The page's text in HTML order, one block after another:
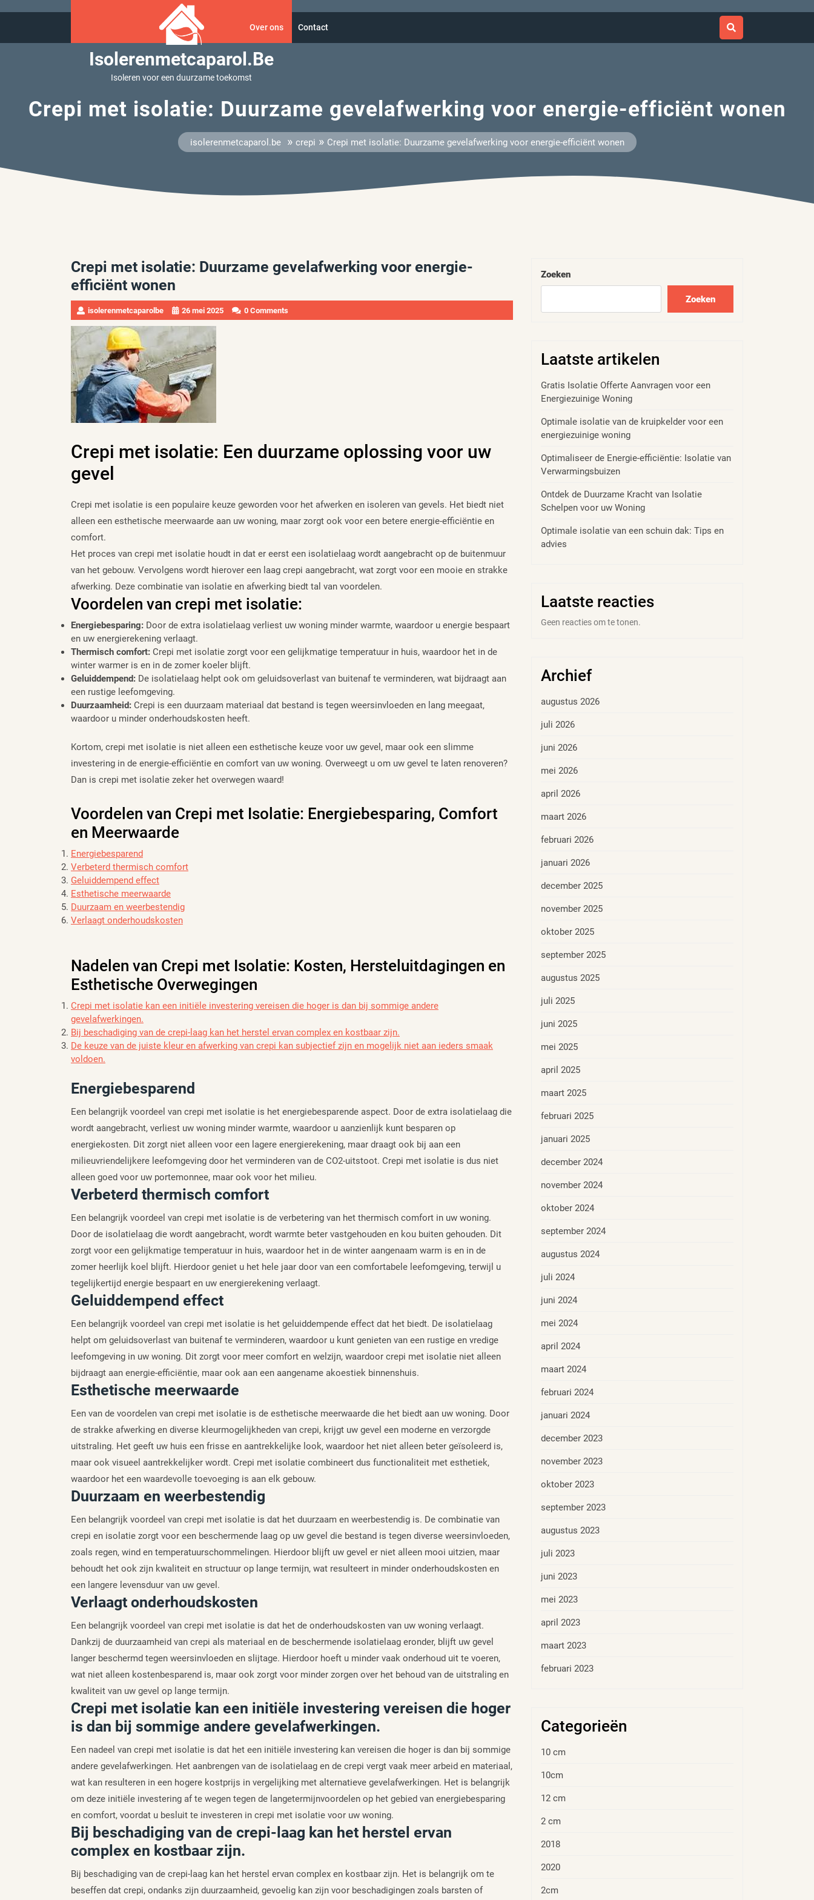
Isolerenmetcaparol.be
Isoleren voor een duurzame toekomst
Over ons Contact
Crepi met isolatie: Duurzame gevelafwerking voor energie-efficiënt wonen
isolerenmetcaparol.be» crepi » Crepi met isolatie: Duurzame gevelafwerking voor energie-efficiënt wonen
Crepi met isolatie: Duurzame gevelafwerking voor energie-
efficiënt wonen
isolerenmetcaparolbe 26 mei 2025 0 Comments
Crepi met isolatie: Een duurzame oplossing voor uw
gevel
Crepi met isolatie is een populaire keuze geworden voor het afwerken en isoleren van gevels. Het biedt niet
alleen een esthetische meerwaarde aan uw woning, maar zorgt ook voor een betere energie-efficiëntie en
comfort.
Het proces van crepi met isolatie houdt in dat er eerst een isolatielaag wordt aangebracht op de buitenmuur
van het gebouw. Vervolgens wordt hierover een laag crepi aangebracht, wat zorgt voor een mooie en strakke
afwerking. Deze combinatie van isolatie en afwerking biedt tal van voordelen.
Voordelen van crepi met isolatie:
Energiebesparing: Door de extra isolatielaag verliest uw woning minder warmte, waardoor u energie bespaart
en uw energierekening verlaagt.
Thermisch comfort: Crepi met isolatie zorgt voor een gelijkmatige temperatuur in huis, waardoor het in de
winter warmer is en in de zomer koeler blijft.
Geluiddempend: De isolatielaag helpt ook om geluidsoverlast van buitenaf te verminderen, wat bijdraagt aan
een rustige leefomgeving.
Duurzaamheid: Crepi is een duurzaam materiaal dat bestand is tegen weersinvloeden en lang meegaat,
waardoor u minder onderhoudskosten heeft.
Kortom, crepi met isolatie is niet alleen een esthetische keuze voor uw gevel, maar ook een slimme
investering in de energie-efficiëntie en comfort van uw woning. Overweegt u om uw gevel te laten renoveren?
Dan is crepi met isolatie zeker het overwegen waard!
Voordelen van Crepi met Isolatie: Energiebesparing, Comfort
en Meerwaarde
Energiebesparend
Verbeterd thermisch comfort
Geluiddempend effect
Esthetische meerwaarde
Duurzaam en weerbestendig
Verlaagt onderhoudskosten
Nadelen van Crepi met Isolatie: Kosten, Hersteluitdagingen en
Esthetische Overwegingen
Crepi met isolatie kan een initiële investering vereisen die hoger is dan bij sommige andere
gevelafwerkingen.
Bij beschadiging van de crepi-laag kan het herstel ervan complex en kostbaar zijn.
De keuze van de juiste kleur en afwerking van crepi kan subjectief zijn en mogelijk niet aan ieders smaak
voldoen.
Energiebesparend
Een belangrijk voordeel van crepi met isolatie is het energiebesparende aspect. Door de extra isolatielaag die
wordt aangebracht, verliest uw woning minder warmte, waardoor u aanzienlijk kunt besparen op
energiekosten. Dit zorgt niet alleen voor een lagere energierekening, maar draagt ook bij aan een
milieuvriendelijkere leefomgeving door het verminderen van de CO2-uitstoot. Crepi met isolatie is dus niet
alleen goed voor uw portemonnee, maar ook voor het milieu.
Verbeterd thermisch comfort
Een belangrijk voordeel van crepi met isolatie is de verbetering van het thermisch comfort in uw woning.
Door de isolatielaag die wordt aangebracht, wordt warmte beter vastgehouden en kou buiten gehouden. Dit
zorgt voor een gelijkmatige temperatuur in huis, waardoor het in de winter aangenaam warm is en in de
zomer heerlijk koel blijft. Hierdoor geniet u het hele jaar door van een comfortabele leefomgeving, terwijl u
tegelijkertijd energie bespaart en uw energierekening verlaagt.
Geluiddempend effect
Een belangrijk voordeel van crepi met isolatie is het geluiddempende effect dat het biedt. De isolatielaag
helpt om geluidsoverlast van buitenaf te verminderen, waardoor u kunt genieten van een rustige en vredige
leefomgeving in uw woning. Dit zorgt voor meer comfort en welzijn, waardoor crepi met isolatie niet alleen
bijdraagt aan energie-efficiëntie, maar ook aan een aangename akoestiek binnenshuis.
Esthetische meerwaarde
Een van de voordelen van crepi met isolatie is de esthetische meerwaarde die het biedt aan uw woning. Door
de strakke afwerking en diverse kleurmogelijkheden van crepi, krijgt uw gevel een moderne en verzorgde
uitstraling. Het geeft uw huis een frisse en aantrekkelijke look, waardoor het niet alleen beter geïsoleerd is,
maar ook visueel aantrekkelijker wordt. Crepi met isolatie combineert dus functionaliteit met esthetiek,
waardoor het een waardevolle toevoeging is aan elk gebouw.
Duurzaam en weerbestendig
Een belangrijk voordeel van crepi met isolatie is dat het duurzaam en weerbestendig is. De combinatie van
crepi en isolatie zorgt voor een beschermende laag op uw gevel die bestand is tegen diverse weersinvloeden,
zoals regen, wind en temperatuurschommelingen. Hierdoor blijft uw gevel er niet alleen mooi uitzien, maar
behoudt het ook zijn kwaliteit en structuur op lange termijn, wat resulteert in minder onderhoudskosten en
een langere levensduur van uw gevel.
Verlaagt onderhoudskosten
Een belangrijk voordeel van crepi met isolatie is dat het de onderhoudskosten van uw woning verlaagt.
Dankzij de duurzaamheid van crepi als materiaal en de beschermende isolatielaag eronder, blijft uw gevel
langer beschermd tegen weersinvloeden en slijtage. Hierdoor hoeft u minder vaak onderhoud uit te voeren,
wat niet alleen kostenbesparend is, maar ook zorgt voor minder zorgen over het behoud van de uitstraling en
kwaliteit van uw gevel op lange termijn.
Crepi met isolatie kan een initiële investering vereisen die hoger
is dan bij sommige andere gevelafwerkingen.
Een nadeel van crepi met isolatie is dat het een initiële investering kan vereisen die hoger is dan bij sommige
andere gevelafwerkingen. Het aanbrengen van de isolatielaag en de crepi vergt vaak meer arbeid en materiaal,
wat kan resulteren in een hogere kostprijs in vergelijking met alternatieve gevelafwerkingen. Het is belangrijk
om deze initiële investering af te wegen tegen de langetermijnvoordelen op het gebied van energiebesparing
en comfort, voordat u besluit te investeren in crepi met isolatie voor uw woning.
Bij beschadiging van de crepi-laag kan het herstel ervan
complex en kostbaar zijn.
Bij beschadiging van de crepi-laag kan het herstel ervan complex en kostbaar zijn. Het is belangrijk om te
beseffen dat crepi, ondanks zijn duurzaamheid, gevoelig kan zijn voor beschadigingen zoals barsten of
Zoeken
Zoeken
Laatste artikelen
Gratis Isolatie Offerte Aanvragen voor een
Energiezuinige Woning
Optimale isolatie van de kruipkelder voor een
energiezuinige woning
Optimaliseer de Energie-efficiëntie: Isolatie van
Verwarmingsbuizen
Ontdek de Duurzame Kracht van Isolatie
Schelpen voor uw Woning
Optimale isolatie van een schuin dak: Tips en
advies
Laatste reacties
Geen reacties om te tonen.
Archief
augustus 2026
juli 2026
juni 2026
mei 2026
april 2026
maart 2026
februari 2026
januari 2026
december 2025
november 2025
oktober 2025
september 2025
augustus 2025
juli 2025
juni 2025
mei 2025
april 2025
maart 2025
februari 2025
januari 2025
december 2024
november 2024
oktober 2024
september 2024
augustus 2024
juli 2024
juni 2024
mei 2024
april 2024
maart 2024
februari 2024
januari 2024
december 2023
november 2023
oktober 2023
september 2023
augustus 2023
juli 2023
juni 2023
mei 2023
april 2023
maart 2023
februari 2023
Categorieën
10 cm
10cm
12 cm
2 cm
2018
2020
2cm